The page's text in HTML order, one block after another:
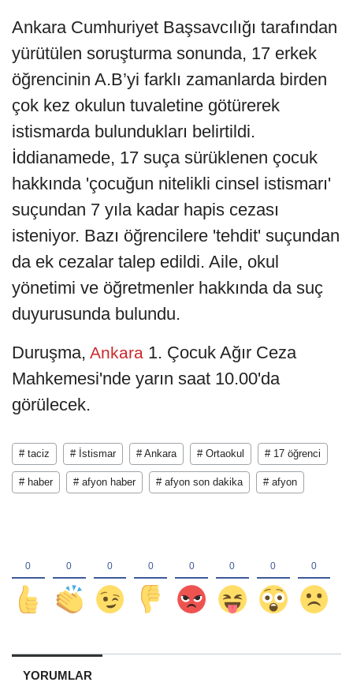
Ankara Cumhuriyet Başsavcılığı tarafından
yürütülen soruşturma sonunda, 17 erkek
öğrencinin A.B’yi farklı zamanlarda birden
çok kez okulun tuvaletine götürerek
istismarda bulundukları belirtildi.
İddianamede, 17 suça sürüklenen çocuk
hakkında 'çocuğun nitelikli cinsel istismarı'
suçundan 7 yıla kadar hapis cezası
isteniyor. Bazı öğrencilere 'tehdit' suçundan
da ek cezalar talep edildi. Aile, okul
yönetimi ve öğretmenler hakkında da suç
duyurusunda bulundu.
Duruşma, Ankara 1. Çocuk Ağır Ceza
Mahkemesi'nde yarın saat 10.00'da
görülecek.
# taciz # İstismar # Ankara # Ortaokul # 17 öğrenci
# haber # afyon haber # afyon son dakika # afyon
YORUMLAR